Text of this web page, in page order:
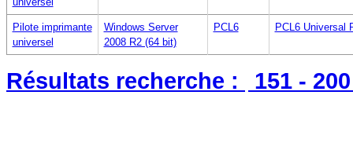
Pilote imprimante
universel
Windows Server
2008 R2 (64 bit)
PCL6 PCL6 Universal
Résultats recherche : 151 -